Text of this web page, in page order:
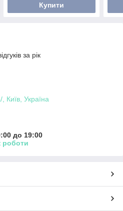
Купити
за рік
Київ, Україна
до 19:00
роботи